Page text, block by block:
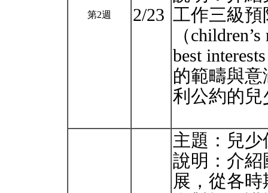
第2週 2/23 ⼯作三級
（
best
的範疇與
利公約的
主題：兒
說明：介
展，從各